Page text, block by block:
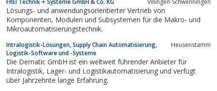
Lösungs- und anwendungsorientierter Vertrieb von
Komponenten, Modulen und Subsystemen für die Makro- und
Mikroautomatisierungstechnik.
Intralogistik-Lösungen, Supply Chain Automatisierung,
Logistik-Software und -Systeme
Heusenstamm
Die Dematic GmbH ist ein weltweit führender Anbieter für
Intralogistik, Lager- und Logistikautomatisierung und verfügt
über Jahrzehnte lange Erfahrung.